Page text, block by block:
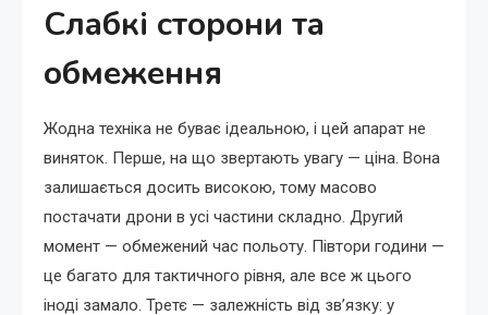
Слабкі сторони та
обмеження
Жодна техніка не буває ідеальною, і цей апарат не
виняток. Перше, на що звертають увагу — ціна. Вона
залишається досить високою, тому масово
постачати дрони в усі частини складно. Другий
момент — обмежений час польоту. Півтори години —
це багато для тактичного рівня, але все ж цього
іноді замало. Третє — залежність від зв’язку: у